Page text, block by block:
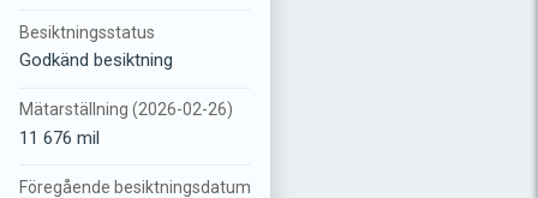
Besiktningsstatus
Godkänd besiktning
Mätarställning (2026-02-26)
11 676 mil
Föregående besiktningsdatum